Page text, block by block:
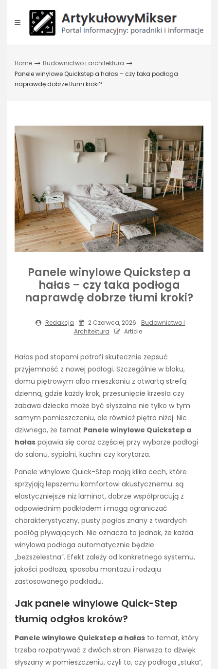
content
Home
Budownictwo i architektura
Panele winylowe Quickstep a hałas – czy taka podłoga
naprawdę dobrze tłumi kroki?
Panele winylowe Quickstep a
hałas – czy taka podłoga
naprawdę dobrze tłumi kroki?
Redakcja 2 Czerwca, 2026
Budownictwo I
Architektura
Article
Hałas pod stopami potrafi skutecznie zepsuć
przyjemność z nowej podłogi. Szczególnie w bloku,
domu piętrowym albo mieszkaniu z otwartą strefą
dzienną, gdzie każdy krok, przesunięcie krzesła czy
zabawa dziecka może być słyszalna nie tylko w tym
samym pomieszczeniu, ale również piętro niżej. Nic
dziwnego, że temat Panele winylowe Quickstep a
hałas pojawia się coraz częściej przy wyborze podłogi
do salonu, sypialni, kuchni czy korytarza.
Panele winylowe Quick-Step mają kilka cech, które
sprzyjają lepszemu komfortowi akustycznemu: są
elastyczniejsze niż laminat, dobrze współpracują z
odpowiednim podkładem i mogą ograniczać
charakterystyczny, pusty pogłos znany z twardych
podłóg pływających. Nie oznacza to jednak, że każda
winylowa podłoga automatycznie będzie
„bezszelestna”. Efekt zależy od konkretnego systemu,
jakości podłoża, sposobu montażu i rodzaju
zastosowanego podkładu.
Jak panele winylowe Quick-Step
tłumią odgłos kroków?
Panele winylowe Quickstep a hałas to temat, który
trzeba rozpatrywać z dwóch stron. Pierwsza to dźwięk
słyszany w pomieszczeniu, czyli to, czy podłoga „stuka”,